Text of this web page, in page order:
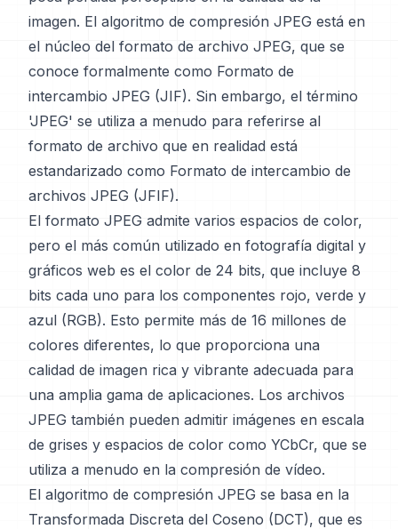
imagen. El algoritmo de compresión JPEG está en
el núcleo del formato de archivo JPEG, que se
conoce formalmente como Formato de
intercambio JPEG (JIF). Sin embargo, el término
'JPEG' se utiliza a menudo para referirse al
formato de archivo que en realidad está
estandarizado como Formato de intercambio de
archivos JPEG (JFIF).
El formato JPEG admite varios espacios de color,
pero el más común utilizado en fotografía digital y
gráficos web es el color de 24 bits, que incluye 8
bits cada uno para los componentes rojo, verde y
azul (RGB). Esto permite más de 16 millones de
colores diferentes, lo que proporciona una
calidad de imagen rica y vibrante adecuada para
una amplia gama de aplicaciones. Los archivos
JPEG también pueden admitir imágenes en escala
de grises y espacios de color como YCbCr, que se
utiliza a menudo en la compresión de vídeo.
El algoritmo de compresión JPEG se basa en la
Transformada Discreta del Coseno (DCT), que es